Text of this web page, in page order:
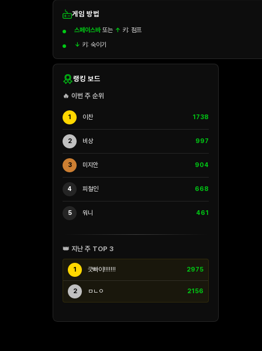
게임 방법
스페이스바또는 ↑ 키: 점프
↓ 키: 숙이기
랭킹 보드
🔥 이번 주 순위
1 이찬 1738
2 비상 997
3 미지안 904
4 피철인 668
5 워니 461
👑 지난 주 TOP 3
1 긋빠이!!!!!!! 2975
2 ㅁㄴㅇ 2156